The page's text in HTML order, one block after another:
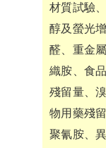
材質試驗
醇及螢光
醛、重金
織胺、食
殘留量、
物用藥殘
聚氰胺、